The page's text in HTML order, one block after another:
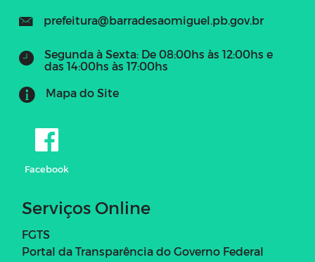
prefeitura@barradesaomiguel.pb.gov.br
Segunda à Sexta: De 08:00hs às 12:00hs e
das 14:00hs às 17:00hs
Mapa do Site
Facebook
Serviços Online
FGTS
Portal da Transparência do Governo Federal